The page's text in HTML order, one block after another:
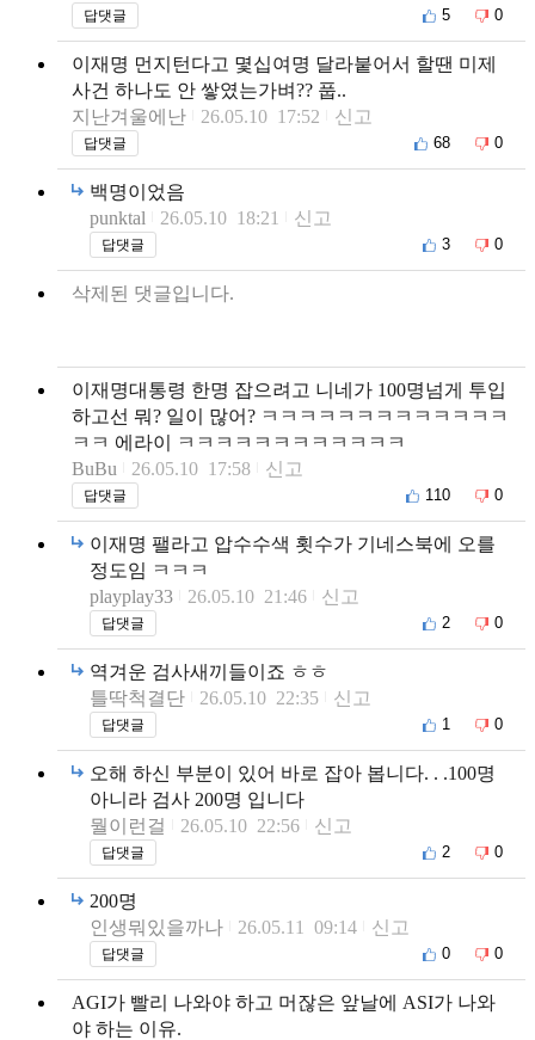
답댓글 5 0
이재명 먼지턴다고 몇십여명 달라붙어서 할땐 미제
사건 하나도 안 쌓였는가벼?? 풉..
지난겨울에난
26.05.10 17:52 신고
답댓글 68 0
백명이었음
punktal
26.05.10 18:21 신고
답댓글 3 0
삭제된 댓글입니다.
이재명대통령 한명 잡으려고 니네가 100명넘게 투입
하고선 뭐? 일이 많어? ㅋㅋㅋㅋㅋㅋㅋㅋㅋㅋㅋㅋㅋ
ㅋㅋ 에라이 ㅋㅋㅋㅋㅋㅋㅋㅋㅋㅋㅋㅋ
BuBu
26.05.10 17:58 신고
답댓글 110 0
이재명 팰라고 압수수색 횟수가 기네스북에 오를
정도임 ㅋㅋㅋ
playplay33
26.05.10 21:46 신고
답댓글 2 0
역겨운 검사새끼들이죠 ㅎㅎ
틀딱척결단
26.05.10 22:35 신고
답댓글 1 0
오해 하신 부분이 있어 바로 잡아 봅니다. . .100명
아니라 검사 200명 입니다
뭘이런걸
26.05.10 22:56 신고
답댓글 2 0
200명
인생뭐있을까나
26.05.11 09:14 신고
답댓글 0 0
AGI가 빨리 나와야 하고 머잖은 앞날에 ASI가 나와
야 하는 이유.